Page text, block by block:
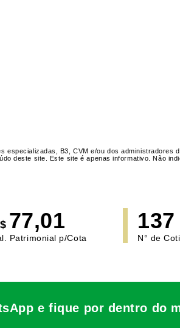
B3, CVM e/ou dos
deste site. Este site é apenas informativo. Não
77,01
Patrimonial p/Cota
137
N° de
e fique por dentro do